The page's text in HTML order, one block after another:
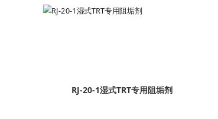
RJ-20-1湿式TRT专用阻垢剂